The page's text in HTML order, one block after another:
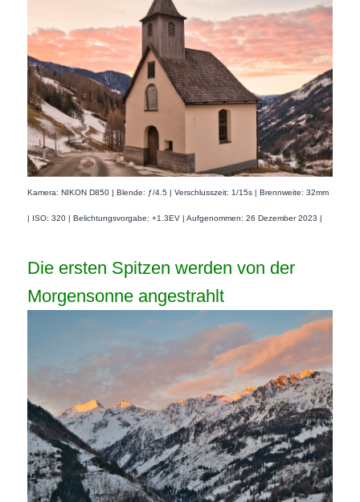
Kamera: NIKON D850 | Blende: ƒ/4.5 | Verschlusszeit: 1/15s | Brennweite: 32mm
| ISO: 320 | Belichtungsvorgabe: +1.3EV | Aufgenommen: 26 Dezember 2023 |
Die ersten Spitzen werden von der
Morgensonne angestrahlt